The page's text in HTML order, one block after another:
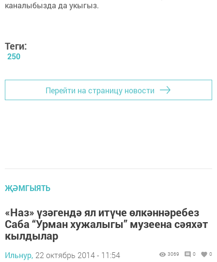
каналыбызда да укыгыз.
Теги:
250
Перейти на страницу новости
ҖӘМГЫЯТЬ
«Наз» үзәгендә ял итүче өлкәннәребез
Саба “Урман хужалыгы” музеена сәяхәт
кылдылар
Ильнур, 22 октябрь 2014 - 11:54 3069 0 0